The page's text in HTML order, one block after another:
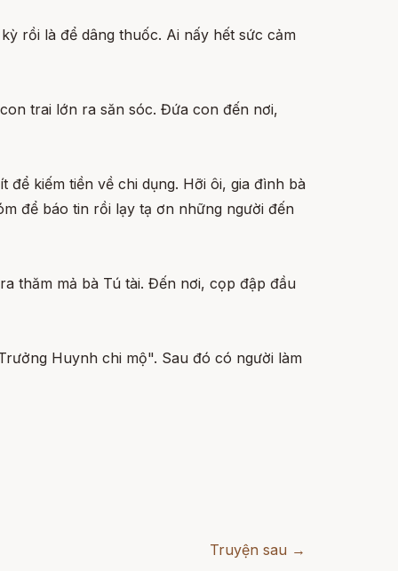
rồi là để dâng thuốc. Ai nấy hết sức cảm
trai lớn ra săn sóc. Đứa con đến nơi,
kiếm tiền về chi dụng. Hỡi ôi, gia đình bà
để báo tin rồi lạy tạ ơn những người đến
thăm mả bà Tú tài. Đến nơi, cọp đập đầu
Huynh chi mộ". Sau đó có người làm
Truyện sau →